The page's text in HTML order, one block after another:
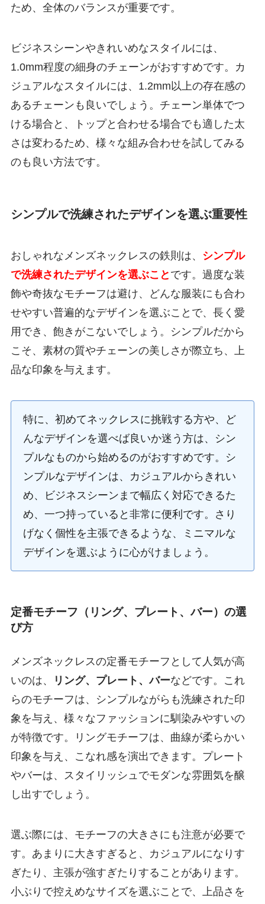
ため、全体のバランスが重要です。
ビジネスシーンやきれいめなスタイルには、
1.0mm程度の細身のチェーンがおすすめです。カ
ジュアルなスタイルには、1.2mm以上の存在感の
あるチェーンも良いでしょう。チェーン単体でつ
ける場合と、トップと合わせる場合でも適した太
さは変わるため、様々な組み合わせを試してみる
のも良い方法です。
シンプルで洗練されたデザインを選ぶ重要性
おしゃれなメンズネックレスの鉄則は、 シンプル
で洗練されたデザインを選ぶこと です。過度な装
飾や奇抜なモチーフは避け、どんな服装にも合わ
せやすい普遍的なデザインを選ぶことで、長く愛
用でき、飽きがこないでしょう。シンプルだから
こそ、素材の質やチェーンの美しさが際立ち、上
品な印象を与えます。
特に、初めてネックレスに挑戦する方や、ど
んなデザインを選べば良いか迷う方は、シン
プルなものから始めるのがおすすめです。シ
ンプルなデザインは、カジュアルからきれい
め、ビジネスシーンまで幅広く対応できるた
め、一つ持っていると非常に便利です。さり
げなく個性を主張できるような、ミニマルな
デザインを選ぶように心がけましょう。
定番モチーフ（リング、プレート、バー）の選
び方
メンズネックレスの定番モチーフとして人気が高
いのは、
リング、プレート、バーなどです。これ
らのモチーフは、シンプルながらも洗練された印
象を与え、様々なファッションに馴染みやすいの
が特徴です。リングモチーフは、曲線が柔らかい
印象を与え、こなれ感を演出できます。プレート
やバーは、スタイリッシュでモダンな雰囲気を醸
し出すでしょう。
選ぶ際には、モチーフの大きさにも注意が必要で
す。あまりに大きすぎると、カジュアルになりす
ぎたり、主張が強すぎたりすることがあります。
小ぶりで控えめなサイズを選ぶことで、上品さを